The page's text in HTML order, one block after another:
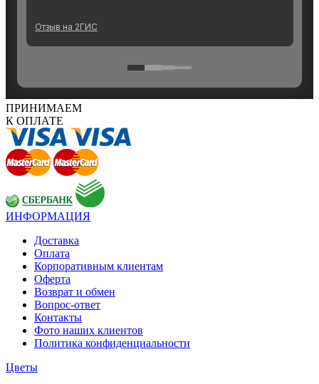
ПРИНИМАЕМ
К ОПЛАТЕ
ИНФОРМАЦИЯ
Доставка
Оплата
Корпоративным клиентам
Оферта
Возврат и обмен
Вопрос-ответ
Контакты
Фото наших клиентов
Политика конфиденциальности
Цветы